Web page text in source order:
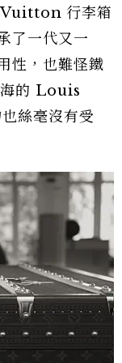
Vuitton 行李箱
了一代又一
性，也難怪鐵
海的 Louis
絲毫沒有受